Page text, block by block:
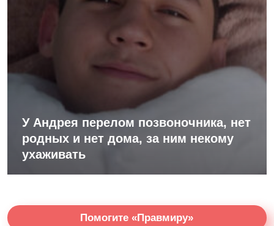
У Андрея перелом позвоночника, нет
родных и нет дома, за ним некому
ухаживать
Помогите «Правмиру»